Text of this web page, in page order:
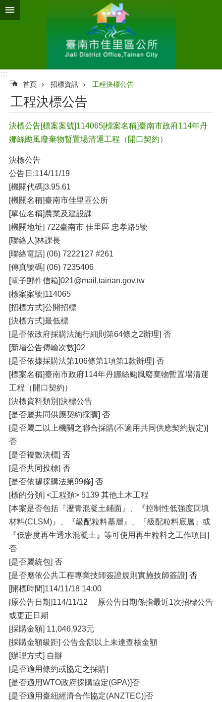
跳到主要內容區塊
:::
:::
首頁 招標資訊 工程決標公告
工程決標公告
決標公告[標案案號]114065[標案名稱]臺南市政府114年丹
娜絲颱風廢棄物暫置場清運工程（開口契約）
決標公告
公告日:114/11/19
[機關代碼]3.95.61
[機關名稱]臺南市佳里區公所
[單位名稱]農業及建設課
[機關地址] 722臺南市 佳里區 忠孝路5號
[聯絡人]林課長
[聯絡電話] (06) 7222127 #261
[傳真號碼] (06) 7235406
[電子郵件信箱]021@mail.tainan.gov.tw
[標案案號]114065
[招標方式]公開招標
[決標方式]最低標
[是否依政府採購法施行細則第64條之2辦理] 否
[新增公告傳輸次數]02
[是否依據採購法第106條第1項第1款辦理] 否
[標案名稱]臺南市政府114年丹娜絲颱風廢棄物暫置場清運
工程（開口契約）
[決標資料類別]決標公告
[是否屬共同供應契約採購] 否
[是否屬二以上機關之聯合採購(不適用共同供應契約規定)]
否
[是否複數決標] 否
[是否共同投標] 否
[是否依據採購法第99條] 否
[標的分類] <工程類> 5139 其他土木工程
[本案是否包括『瀝青混凝土鋪面』、『控制性低強度回填
材料(CLSM)』、『級配粒料基層』、『級配粒料底層』或
『低密度再生透水混凝土』等可使用再生粒料之工作項目]
否
[是否屬統包] 否
[是否應依公共工程專業技師簽證規則實施技師簽證] 否
[開標時間]114/11/18 14:00
[原公告日期]114/11/12 原公告日期係指最近1次招標公告
或更正日期
[採購金額] 11,046,923元
[採購金額級距] 公告金額以上未達查核金額
[辦理方式] 自辦
[是否適用條約或協定之採購]
[是否適用WTO政府採購協定(GPA)]否
[是否適用臺紐經濟合作協定(ANZTEC)]否